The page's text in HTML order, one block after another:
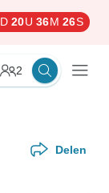
D 20U 36M 24S
2
Delen